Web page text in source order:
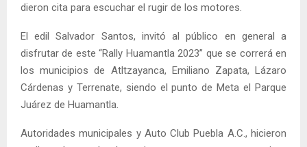
dieron cita para escuchar el rugir de los motores.
El edil Salvador Santos, invitó al público en general a
disfrutar de este “Rally Huamantla 2023” que se correrá en
los municipios de Atltzayanca, Emiliano Zapata, Lázaro
Cárdenas y Terrenate, siendo el punto de Meta el Parque
Juárez de Huamantla.
Autoridades municipales y Auto Club Puebla A.C., hicieron